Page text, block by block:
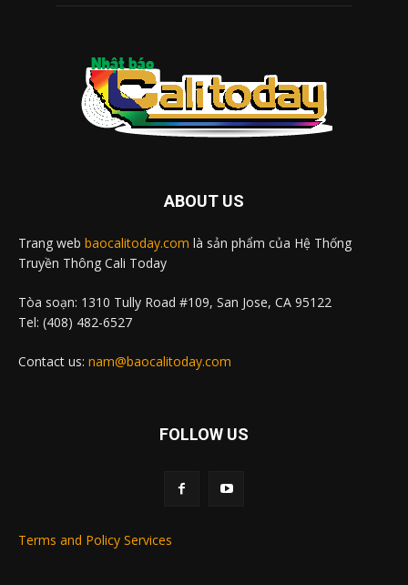
ABOUT US
Trang web baocalitoday.com là sản phẩm của Hệ Thống
Truyền Thông Cali Today
Tòa soạn: 1310 Tully Road #109, San Jose, CA 95122
Tel: (408) 482-6527
Contact us: nam@baocalitoday.com
FOLLOW US
Terms and Policy Services